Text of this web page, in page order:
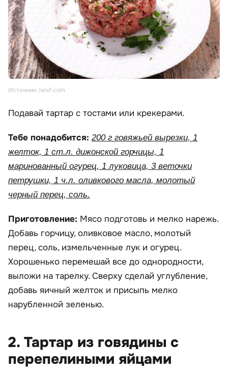
Источник: larvf.com
Подавай тартар с тостами или крекерами.
Тебе понадобится: 200 г говяжьей вырезки, 1
желток, 1 ст.л. дижонской горчицы, 1
маринованный огурец, 1 луковица, 3 веточки
петрушки, 1 ч.л. оливкового масла, молотый
черный перец, соль.
Приготовление: Мясо подготовь и мелко нарежь.
Добавь горчицу, оливковое масло, молотый
перец, соль, измельченные лук и огурец.
Хорошенько перемешай все до однородности,
выложи на тарелку. Сверху сделай углубление,
добавь яичный желток и присыпь мелко
нарубленной зеленью.
2. Тартар из говядины с
перепелиными яйцами